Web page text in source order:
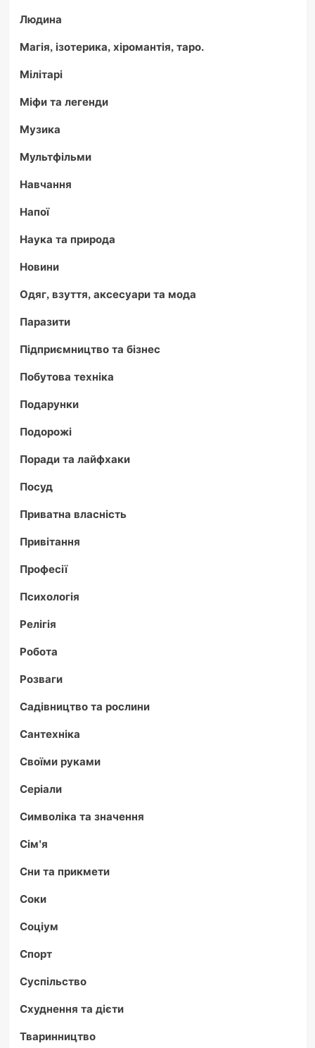
Людина
Магія, ізотерика, хіромантія, таро.
Мілітарі
Міфи та легенди
Музика
Мультфільми
Навчання
Напої
Наука та природа
Новини
Одяг, взуття, аксесуари та мода
Паразити
Підприємництво та бізнес
Побутова техніка
Подарунки
Подорожі
Поради та лайфхаки
Посуд
Приватна власність
Привітання
Професії
Психологія
Релігія
Робота
Розваги
Садівництво та рослини
Сантехніка
Своїми руками
Серіали
Символіка та значення
Сім'я
Сни та прикмети
Соки
Соціум
Спорт
Суспільство
Схуднення та дієти
Тваринництво